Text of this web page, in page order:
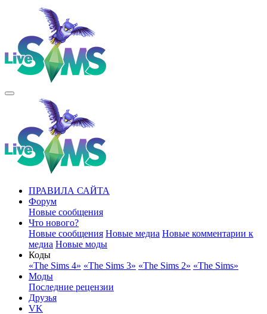
ПРАВИЛА САЙТА
Форум
Новые сообщения
Что нового?
Новые сообщения Новые медиа Новые комментарии к
медиа Новые моды
Коды
«The Sims 4» «The Sims 3» «The Sims 2» «The Sims»
Моды
Последние рецензии
Друзья
VK